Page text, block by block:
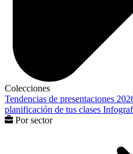
Colecciones
Tendencias de presentaciones
planificación de tus clases
Por sector